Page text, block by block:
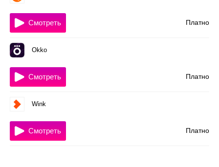
Платно
Смотреть
Okko
Платно
Смотреть
Wink
Платно
Смотреть